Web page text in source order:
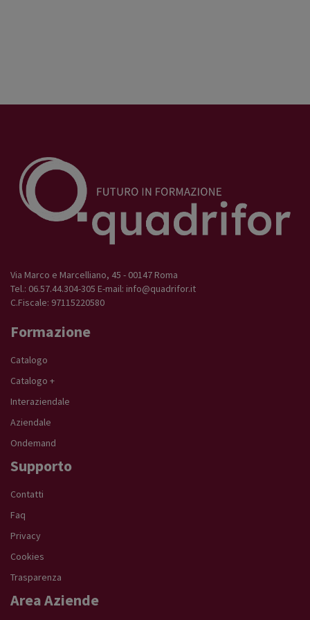
Via Marco e Marcelliano, 45 - 00147 Roma
Tel.: 06.57.44.304-305 E-mail: info@quadrifor.it
C.Fiscale: 97115220580
Formazione
Catalogo
Catalogo +
Interaziendale
Aziendale
Ondemand
Supporto
Contatti
Faq
Privacy
Cookies
Trasparenza
Area Aziende